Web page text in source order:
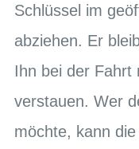
Schlüssel im
abziehen. Er
Ihn bei der Fahrt
verstauen. Wer
möchte, kann